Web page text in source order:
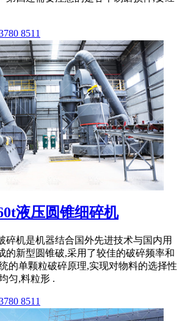
8511
液压圆锥细碎机
碎机是机器结合国外先进技术与国内用
的新型圆锥破,采用了较佳的破碎频率和
的单颗粒破碎原理,实现对物料的选择性
匀,料粒形 .
8511